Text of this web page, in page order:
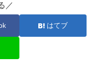
／
はてブ